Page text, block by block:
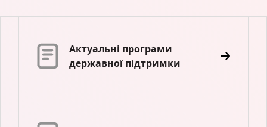
Актуальні програми
державної підтримки